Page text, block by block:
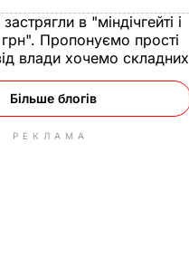
в "міндічгейті і
Пропонуємо прості
влади хочемо складних
Більше блогів
РЕКЛАМА